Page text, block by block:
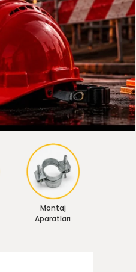
Montaj
Aparatları